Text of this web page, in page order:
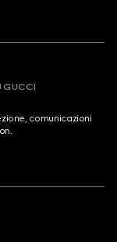
GUCCI
comunicazioni